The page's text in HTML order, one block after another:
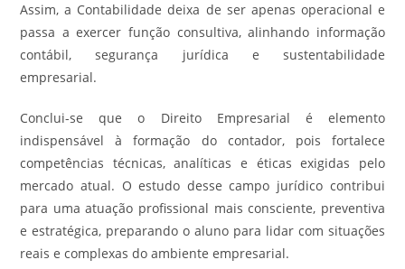
Assim, a Contabilidade deixa de ser apenas operacional e
passa a exercer função consultiva, alinhando informação
contábil, segurança jurídica e sustentabilidade
empresarial.
Conclui-se que o Direito Empresarial é elemento
indispensável à formação do contador, pois fortalece
competências técnicas, analíticas e éticas exigidas pelo
mercado atual. O estudo desse campo jurídico contribui
para uma atuação profissional mais consciente, preventiva
e estratégica, preparando o aluno para lidar com situações
reais e complexas do ambiente empresarial.